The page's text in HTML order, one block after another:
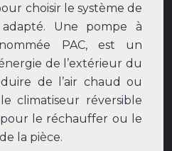
choisir le système de
Une pompe à
PAC, est un
de l’extérieur du
de l’air chaud ou
climatiseur réversible
le réchauffer ou le
la pièce.